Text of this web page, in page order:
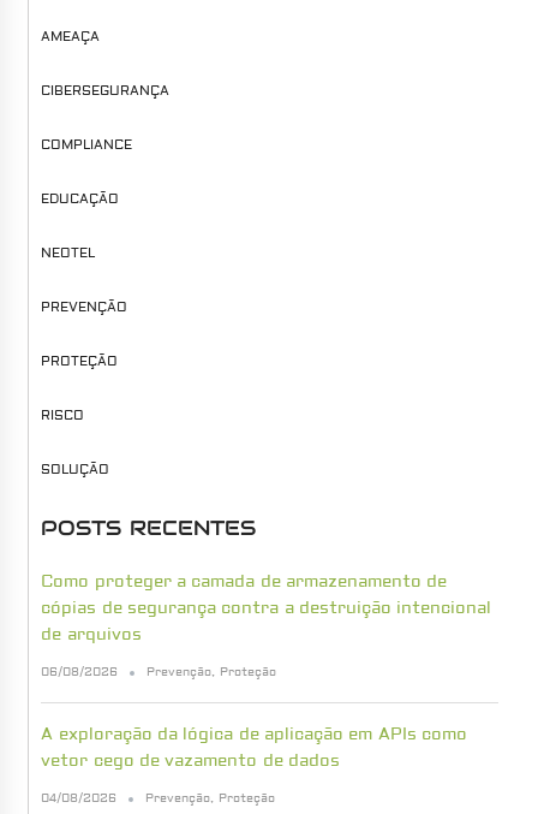
AMEAÇA
CIBERSEGURANÇA
COMPLIANCE
EDUCAÇÃO
NEOTEL
PREVENÇÃO
PROTEÇÃO
RISCO
SOLUÇÃO
POSTS RECENTES
Como proteger a camada de armazenamento de
cópias de segurança contra a destruição intencional
de arquivos
06/08/2026 Prevenção, Proteção
A exploração da lógica de aplicação em APIs como
vetor cego de vazamento de dados
04/08/2026 Prevenção, Proteção